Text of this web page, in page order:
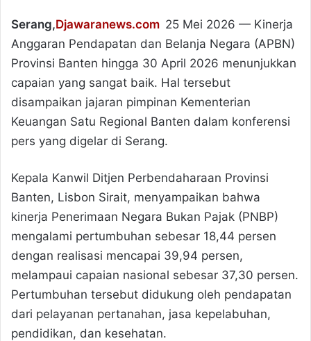
Serang,Djawaranews.com 25 Mei 2026 — Kinerja
Anggaran Pendapatan dan Belanja Negara (APBN)
Provinsi Banten hingga 30 April 2026 menunjukkan
capaian yang sangat baik. Hal tersebut
disampaikan jajaran pimpinan Kementerian
Keuangan Satu Regional Banten dalam konferensi
pers yang digelar di Serang.
Kepala Kanwil Ditjen Perbendaharaan Provinsi
Banten, Lisbon Sirait, menyampaikan bahwa
kinerja Penerimaan Negara Bukan Pajak (PNBP)
mengalami pertumbuhan sebesar 18,44 persen
dengan realisasi mencapai 39,94 persen,
melampaui capaian nasional sebesar 37,30 persen.
Pertumbuhan tersebut didukung oleh pendapatan
dari pelayanan pertanahan, jasa kepelabuhan,
pendidikan, dan kesehatan.